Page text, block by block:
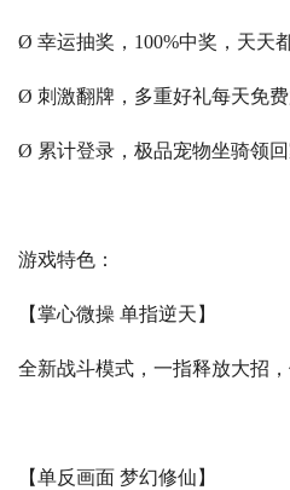
Ø 幸运抽奖，100%中奖，天天
Ø 刺激翻牌，多重好礼每天免费
Ø 累计登录，极品宠物坐骑领回
游戏特色：
【掌心微操 单指逆天】
全新战斗模式，一指释放大招
【单反画面 梦幻修仙】